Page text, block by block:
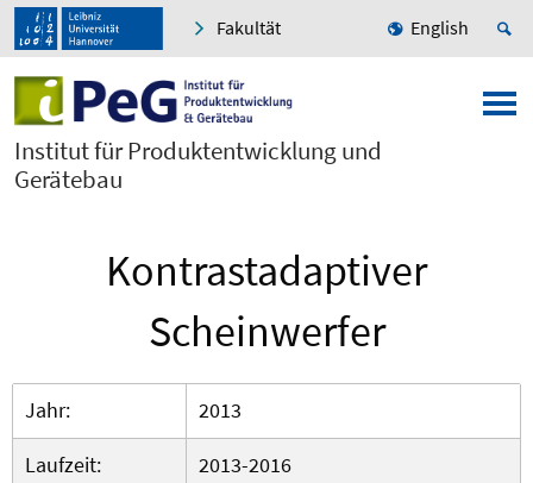
Fakultät English
Institut für Produktentwicklung und
Gerätebau
Kontrastadaptiver
Scheinwerfer
Jahr:
2013
Laufzeit:
2013-2016